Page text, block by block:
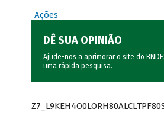
Ações
DÊ SUA OPINIÃO
Ajude-nos a aprimorar o site do
uma rápida pesquisa.